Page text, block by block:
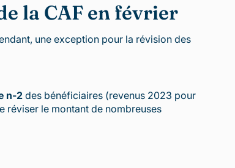
la CAF en février
une exception pour la révision des
n-2 des bénéficiaires (revenus 2023 pour
réviser le montant de nombreuses